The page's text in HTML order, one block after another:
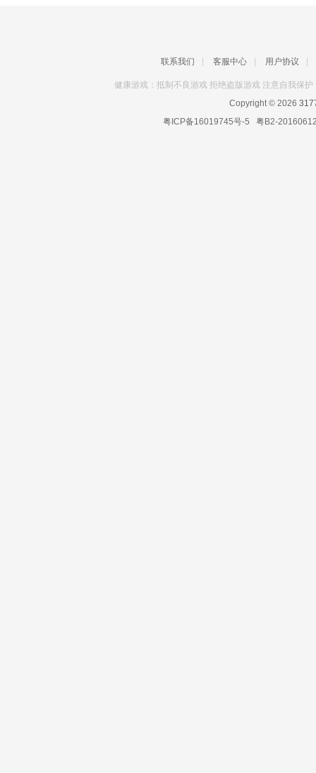
联系我们 客服中心 用户协议
健康游戏：抵制不良游戏 拒绝盗版游戏 注意自我保
Copyright © 2026
粤ICP备16019745号-5 粤B2-